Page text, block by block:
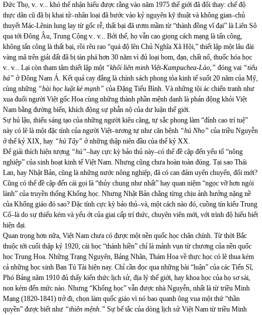
Đức Thọ, v.. v... khó thể nhận hiểu được rằng vào năm 1975 thế giới đã đổi thay: chế độ
thực dân cũ đã bị khai tử–nhân loại đã bước vào kỷ nguyên kỹ thuật và không gian–chủ
thuyết Mác-Lênin lung lay từ gốc rễ, thất bại đã ươm mầm từ “thành đồng vĩ đại” là Liên Sô
qua tới Đông Âu, Trung Cộng v.. v... Bởi thế, họ vẫn cao giọng cách mạng là tấn công,
không tấn công là thất bại, rồi rêu rao “quá độ lên Chủ Nghĩa Xã Hội,” thiết lập một lâu đài
vàng mã trên giải đất đã bị tàn phá hơn 30 năm vì đủ loại bom, đạn, chất nổ, thuốc hóa học
v.. v... Lại còn tham tâm thiết lập một “khối liên minh Việt-Kampuchea-Lào,” đóng vai “tiểu
bá” ở Đông Nam Á. Kết quả cay đắng là chính sách phong tỏa kinh tế suốt 20 năm của Mỹ,
cùng những “bài học luật kẻ mạnh” của Đặng Tiểu Bình. Và những tội ác chiến tranh như
xua đuổi người Việt gốc Hoa cùng những thành phần mệnh danh là phản động khỏi Việt
Nam bằng đường biển, khích động sự phẫn nộ của dư luận thế giới.
Sự hủ lậu, thiếu sáng tạo của những người kiêu căng, tự sắc phong làm “đỉnh cao trí tuệ”
này có lẽ là một đặc tính của người Việt–tương tự như căn bệnh “hủ Nho” của triều Nguyễn
ở thế kỷ XIX, hay “hủ Tây” ở những thập niên đầu của thế kỷ XX.
Để giải thích hiện tượng “hủ”–hay cực kỳ bảo thủ này–có thể đề cập đến yếu tố “nông
nghiệp” của sinh hoạt kinh tế Việt Nam. Nhưng cũng chưa hoàn toàn đúng. Tại sao Thái
Lan, hay Nhật Bản, cũng là những nước nông nghiệp, đã có can đảm uyển chuyển, đổi mới?
Cũng có thể đề cập đến cái gọi là “thủy chung như nhất” hay quan niệm “ngọc vỡ hơn ngói
lành” của truyền thống Khổng học. Nhưng Nhật Bản chẳng từng chịu ảnh hưởng nặng nề
của Khổng giáo đó sao? Đặc tính cực kỳ bảo thủ–và, một cách nào đó, cuồng tín kiểu Trung
Cổ–là do sự thiếu kém và yếu ớt của giai cấp trí thức, chuyên viên mới, với trình độ hiểu biết
hiện đại.
Quan trọng hơn nữa, ViệtNam chưa có được một nền quốc học chân chính. Từ thời Bắc
thuộc tới cuối thập kỷ 1920, cái học “thánh hiền” chỉ là mảnh vụn từ chương của nền quốc
học Trung Hoa. Những Trạng Nguyên, Bảng Nhãn, Thám Hoa về thực học có lẽ thua kém
cả những học sinh Ban Tú Tài hiện nay. Chỉ cần đọc qua những bài “luận” của các Tiến Sĩ,
Phó Bảng năm 1910 đủ thấy kiến thức lịch sử, địa lý thế giới, hay khoa học của họ sơ sài,
non kém đến mức nào. Nhưng “Khổng học” vẫn được nhà Nguyễn, nhất là từ triều Minh
Mạng (1820-1841) trở đi, chọn làm quốc giáo vì nó bao quanh ông vua một thứ “thần
quyền” được biết như “thiên mệnh.” Sự bế tắc của dòng lịch sử ViệtNam từ triều Minh